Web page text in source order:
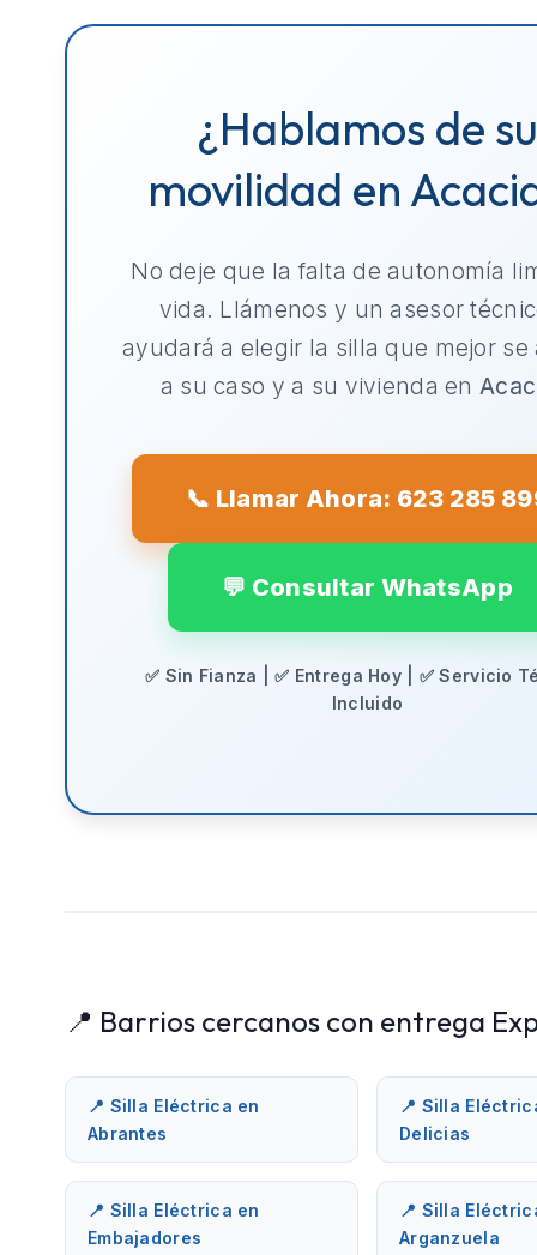
¿Hablamos de su
movilidad en
No deje que la falta de autonomía
vida. Llámenos y un asesor
ayudará a elegir la silla que mejor se
a su caso y a su vivienda en
📞 Llamar Ahora: 623 285
💬 Consultar WhatsApp
✅ Sin Fianza | ✅ Entrega Hoy | ✅ Servicio
Incluido
📍 Barrios cercanos con entrega
📍 Silla Eléctrica en
Abrantes
📍 Silla
Delicias
📍 Silla Eléctrica en
Embajadores
📍 Silla
Arganzuela